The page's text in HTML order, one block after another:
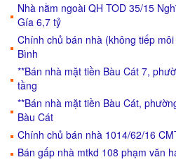
Nhà nằm ngoài QH TOD 35/15
Gía 6,7 tỷ
Chính chủ bán nhà (không tiếp
Bình
**Bán nhà mặt tiền Bàu Cát 7,
tầng
**Bán nhà mặt tiền Bàu Cát,
Bàu Cát
Chính chủ bán nhà 1014/62/16
Bán gấp nhà mtkd 108 phạm văn